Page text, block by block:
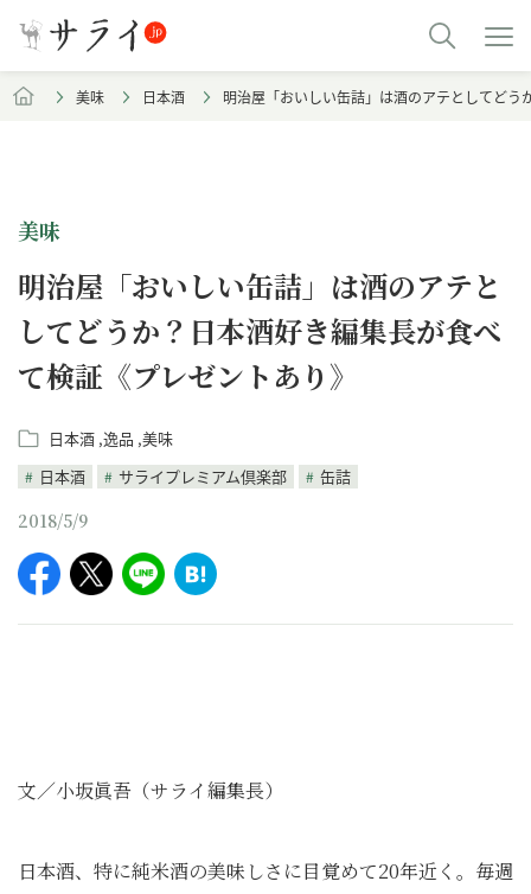
美味 日本酒 明治屋「おいしい缶詰」は酒のアテとしてど
美味
明治屋「おいしい缶詰」は酒のアテと
してどうか？日本酒好き編集長が食べ
て検証《プレゼントあり》
日本酒 逸品 美味
日本酒
サライプレミアム倶楽部 缶詰
2018/5/9
文／小坂眞吾（サライ編集長）
日本酒、特に純米酒の美味しさに目覚めて20年近く。毎週